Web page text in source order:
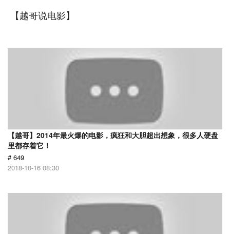
【越哥说电影】
【越哥】2014年最火爆的电影，疯狂和大胆超出想象，很多人硬盘
里都存着它！
# 649
2018-10-16 08:30